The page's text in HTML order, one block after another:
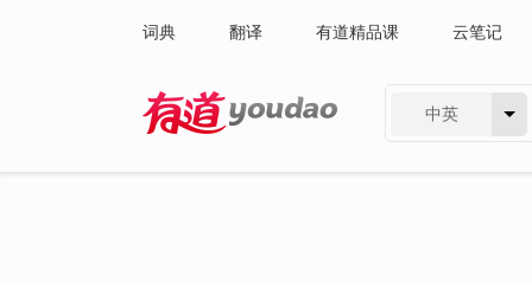
词典 翻译 有道精品课 云笔记
中英